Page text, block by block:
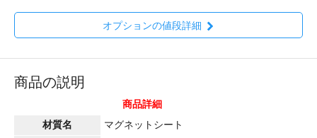
オプションの値段詳細
商品の説明
商品詳細
材質名
マグネットシート